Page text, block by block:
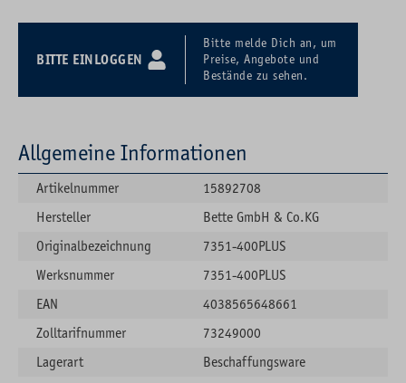
BITTE EINLOGGEN
Bitte melde Dich an, um
Preise, Angebote und
Bestände zu sehen.
Allgemeine Informationen
Artikelnummer
15892708
Hersteller
Bette GmbH & Co.KG
Originalbezeichnung
7351-400PLUS
Werksnummer
7351-400PLUS
EAN
4038565648661
Zolltarifnummer
73249000
Lagerart
Beschaffungsware